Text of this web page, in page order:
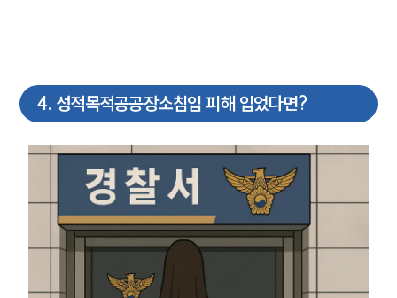
4. 성적목적공공장소침입 피해 입었다면?